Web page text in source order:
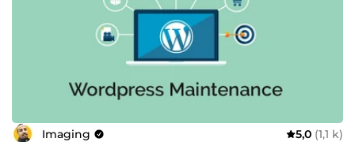
Imaging 5,0 (1,1 k)